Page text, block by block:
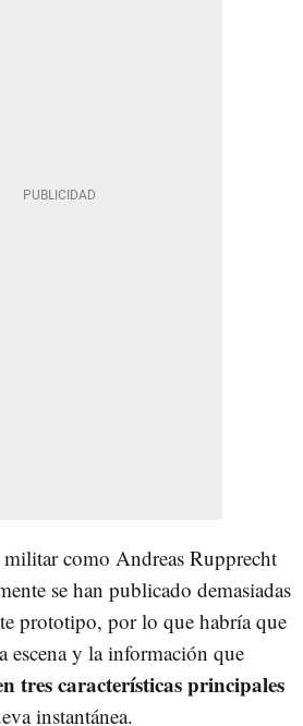
como Andreas Rupprecht
se han publicado demasiadas
prototipo, por lo que habría que
escena y la información que
tres características principales
instantánea.